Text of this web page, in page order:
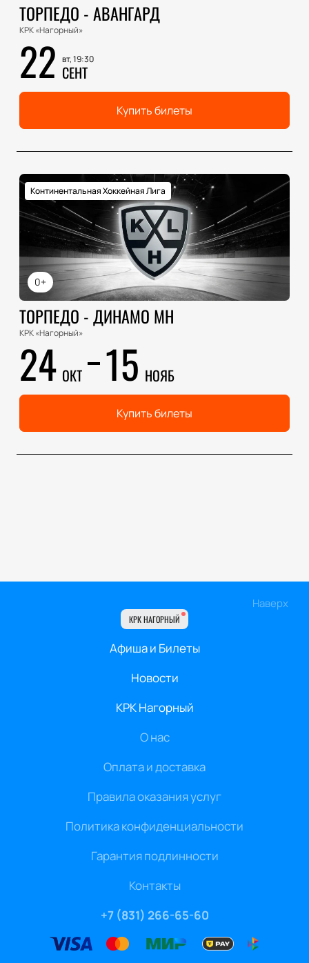
ТОРПЕДО - АВАНГАРД
КРК «Нагорный»
22 вт, 19:30
СЕНТ
Купить билеты
0+
Континентальная Хоккейная Лига
ТОРПЕДО - ДИНАМО МН
КРК «Нагорный»
24 ОКТ 15 НОЯБ
Купить билеты
Наверх
КРК НАГОРНЫЙ
Афиша и Билеты
Новости
КРК Нагорный
О нас
Оплата и доставка
Правила оказания услуг
Политика конфиденциальности
Гарантия подлинности
Контакты
+7 (831) 266-65-60